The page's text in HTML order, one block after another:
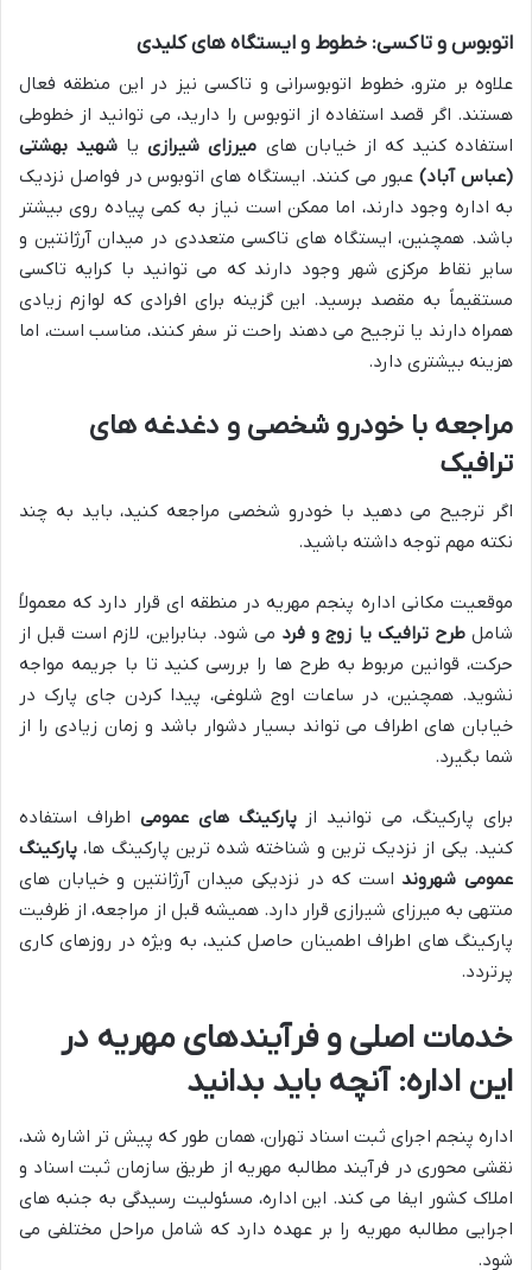
اتوبوس و تاکسی: خطوط و ایستگاه های کلیدی
علاوه بر مترو، خطوط اتوبوسرانی و تاکسی نیز در این منطقه فعال
هستند. اگر قصد استفاده از اتوبوس را دارید، می توانید از خطوطی
استفاده کنید که از خیابان های میرزای شیرازییا شهید بهشتی
(عباس آباد)عبور می کنند. ایستگاه های اتوبوس در فواصل نزدیک
به اداره وجود دارند، اما ممکن است نیاز به کمی پیاده روی بیشتر
باشد. همچنین، ایستگاه های تاکسی متعددی در میدان آرژانتین و
سایر نقاط مرکزی شهر وجود دارند که می توانید با کرایه تاکسی
مستقیماً به مقصد برسید. این گزینه برای افرادی که لوازم زیادی
همراه دارند یا ترجیح می دهند راحت تر سفر کنند، مناسب است، اما
هزینه بیشتری دارد.
مراجعه با خودرو شخصی و دغدغه های
ترافیک
اگر ترجیح می دهید با خودرو شخصی مراجعه کنید، باید به چند
نکته مهم توجه داشته باشید.
موقعیت مکانی اداره پنجم مهریه در منطقه ای قرار دارد که معمولاً
شاملطرح ترافیک یا زوج و فرد می شود. بنابراین، لازم است قبل از
حرکت، قوانین مربوط به طرح ها را بررسی کنید تا با جریمه مواجه
نشوید. همچنین، در ساعات اوج شلوغی، پیدا کردن جای پارک در
خیابان های اطراف می تواند بسیار دشوار باشد و زمان زیادی را از
شما بگیرد.
برای پارکینگ، می توانید ازپارکینگ های عمومی اطراف استفاده
کنید. یکی از نزدیک ترین و شناخته شده ترین پارکینگ ها، پارکینگ
عمومی شهرونداست که در نزدیکی میدان آرژانتین و خیابان های
منتهی به میرزای شیرازی قرار دارد. همیشه قبل از مراجعه، از ظرفیت
پارکینگ های اطراف اطمینان حاصل کنید، به ویژه در روزهای کاری
پرتردد.
خدمات اصلی و فرآیندهای مهریه در
این اداره: آنچه باید بدانید
اداره پنجم اجرای ثبت اسناد تهران، همان طور که پیش تر اشاره شد،
نقشی محوری در فرآیند مطالبه مهریه از طریق سازمان ثبت اسناد و
املاک کشور ایفا می کند. این اداره، مسئولیت رسیدگی به جنبه های
اجرایی مطالبه مهریه را بر عهده دارد که شامل مراحل مختلفی می
شود.